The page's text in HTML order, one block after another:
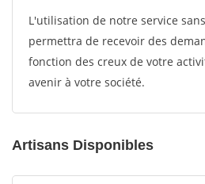
L'utilisation de notre service
permettra de recevoir des
fonction des creux de votre
avenir à votre société.
Artisans Disponibles